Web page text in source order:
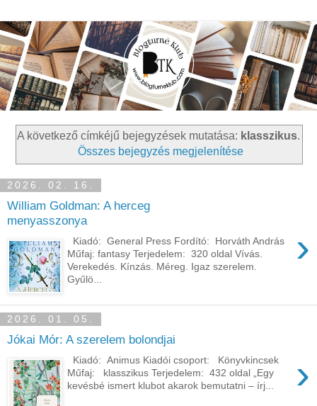
A következő címkéjű bejegyzések mutatása: klasszikus.
Összes bejegyzés megjelenítése
2026. 02. 16.
William Goldman: A herceg
menyasszonya
›
Kiadó: General Press Fordító: Horváth András
Műfaj: fantasy Terjedelem: 320 oldal Vívás.
Verekedés. Kínzás. Méreg. Igaz szerelem.
Gyűlö...
2026. 01. 05.
Jókai Mór: A szerelem bolondjai
›
Kiadó: Animus Kiadói csoport: Könyvkincsek
Műfaj: klasszikus Terjedelem: 432 oldal „Egy
kevésbé ismert klubot akarok bemutatni – írj...